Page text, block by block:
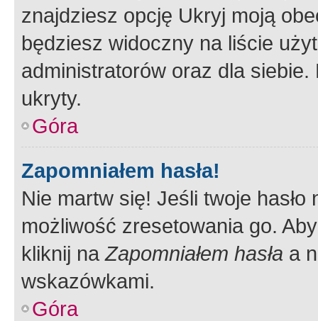
znajdziesz opcję Ukryj moją
będziesz widoczny na liście
administratorów oraz dla
ukryty.
Góra
Zapomniałem hasła!
Nie martw się! Jeśli twoje
możliwość zresetowania go.
kliknij naZapomniałem hasła a
wskazówkami.
Góra